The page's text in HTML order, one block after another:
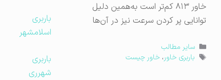
خاور ۸۱۳ کم‌تر است به‌همین دلیل
توانایی پر کردن سرعت نیز در آن‌ها
دسته‌ها
سایر مطالب
برچسب‌ها
باربری خاور ،خاور چیست
باربری
اسلامشهر
باربری
شهرری